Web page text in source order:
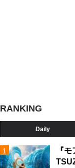
RANKING
Daily
『